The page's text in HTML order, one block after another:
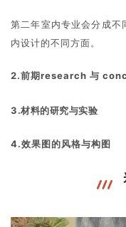
第二年室内专业会分成
内设计的不同方面。
2.前期research 与
3.材料的研究与实验
4.效果图的风格与构图